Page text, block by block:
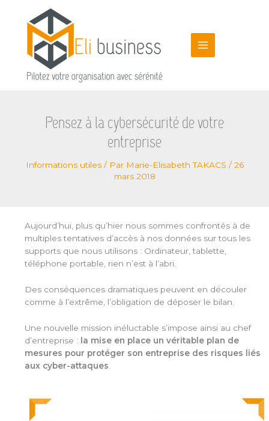
contenu
Pensez à la cybersécurité de votre
entreprise
Informations utiles/ Par Marie-Elisabeth TAKACS / 26
mars 2018
Aujourd’hui, plus qu’hier nous sommes confrontés à de
multiples tentatives d’accès à nos données sur tous les
supports que nous utilisons : Ordinateur, tablette,
téléphone portable, rien n’est à l’abri.
Des conséquences dramatiques peuvent en découler
comme à l’extrême, l’obligation de déposer le bilan.
Une nouvelle mission inéluctable s’impose ainsi au chef
d’entreprise :
la mise en place un véritable plan de
mesures pour protéger son entreprise des risques liés
aux cyber-attaques